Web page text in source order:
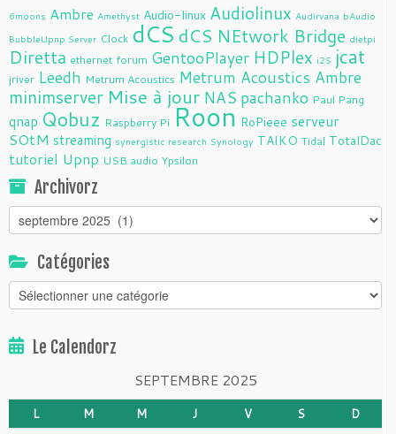
6moons Ambre Amethyst Audio-linux Audiolinux Audirvana bAudio
BubbleUpnp Server Clock dCS dCS NEtwork Bridge dietpi
Diretta ethernet forum GentooPlayer HDPlex i2S jcat
jriver Leedh Metrum Acoustics Metrum Acoustics Ambre
minimserver Mise à jour NAS pachanko Paul Pang
qnap Qobuz Raspberry Pi Roon RoPieee serveur
SOtM streaming synergistic research Synology TAIKO Tidal TotalDac
tutoriel Upnp USB audio Ypsilon
Archivorz
Archivorz
Catégories
Catégories
Le Calendorz
SEPTEMBRE 2025
L M M J V S D